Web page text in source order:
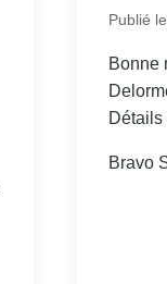
Publié
Bonne
Détails
Bravo